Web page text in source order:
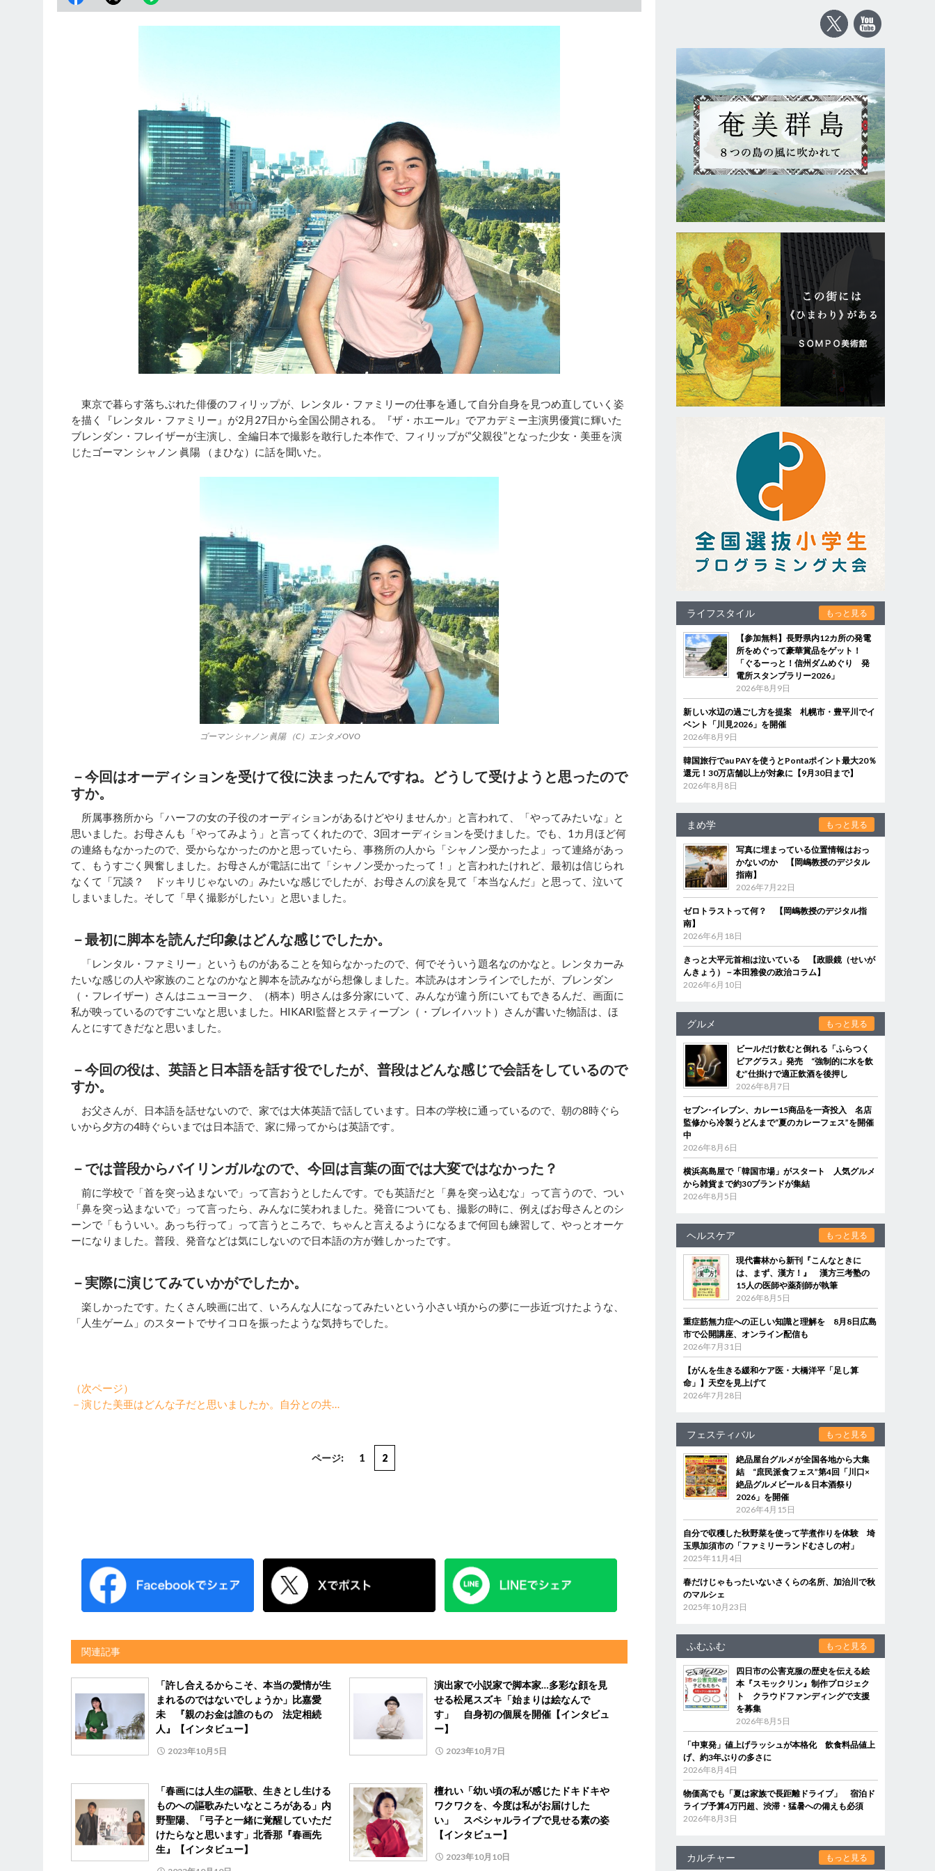
東京で暮らす落ちぶれた俳優のフィリップが、レンタル・ファミリーの仕事を通して自分自身を見つめ直していく姿
を描く『レンタル・ファミリー』が2月27日から全国公開される。『ザ・ホエール』でアカデミー主演男優賞に輝いた
ブレンダン・フレイザーが主演し、全編日本で撮影を敢行した本作で、フィリップが“父親役”となった少女・美亜を演
じたゴーマン シャノン 眞陽 （まひな）に話を聞いた。
ゴーマン シャノン 眞陽 （C）エンタメOVO
－今回はオーディションを受けて役に決まったんですね。どうして受けようと思ったので
すか。
所属事務所から「ハーフの女の子役のオーディションがあるけどやりませんか」と言われて、「やってみたいな」と
思いました。お母さんも「やってみよう」と言ってくれたので、3回オーディションを受けました。でも、1カ月ほど何
の連絡もなかったので、受からなかったのかと思っていたら、事務所の人から「シャノン受かったよ」って連絡があっ
て、もうすごく興奮しました。お母さんが電話に出て「シャノン受かったって！」と言われたけれど、最初は信じられ
なくて「冗談？ ドッキリじゃないの」みたいな感じでしたが、お母さんの涙を見て「本当なんだ」と思って、泣いて
しまいました。そして「早く撮影がしたい」と思いました。
－最初に脚本を読んだ印象はどんな感じでしたか。
「レンタル・ファミリー」というものがあることを知らなかったので、何でそういう題名なのかなと。レンタカーみ
たいな感じの人や家族のことなのかなと脚本を読みながら想像しました。本読みはオンラインでしたが、ブレンダン
（・フレイザー）さんはニューヨーク、（柄本）明さんは多分家にいて、みんなが違う所にいてもできるんだ、画面に
私が映っているのですごいなと思いました。HIKARI監督とスティーブン（・ブレイハット）さんが書いた物語は、ほ
んとにすてきだなと思いました。
－今回の役は、英語と日本語を話す役でしたが、普段はどんな感じで会話をしているので
すか。
お父さんが、日本語を話せないので、家では大体英語で話しています。日本の学校に通っているので、朝の8時ぐら
いから夕方の4時ぐらいまでは日本語で、家に帰ってからは英語です。
－では普段からバイリンガルなので、今回は言葉の面では大変ではなかった？
前に学校で「首を突っ込まないで」って言おうとしたんです。でも英語だと「鼻を突っ込むな」って言うので、つい
「鼻を突っ込まないで」って言ったら、みんなに笑われました。発音についても、撮影の時に、例えばお母さんとのシ
ーンで「もういい。あっち行って」って言うところで、ちゃんと言えるようになるまで何回も練習して、やっとオーケ
ーになりました。普段、発音などは気にしないので日本語の方が難しかったです。
－実際に演じてみていかがでしたか。
楽しかったです。たくさん映画に出て、いろんな人になってみたいという小さい頃からの夢に一歩近づけたような、
「人生ゲーム」のスタートでサイコロを振ったような気持ちでした。
（次ページ）
－演じた美亜はどんな子だと思いましたか。自分との共…
ページ: 1 2
関連記事
「許し合えるからこそ、本当の愛情が生
まれるのではないでしょうか」比嘉愛
未 『親のお金は誰のもの 法定相続
人』【インタビュー】
2023年10月5日
演出家で小説家で脚本家…多彩な顔を見
せる松尾スズキ「始まりは絵なんで
す」 自身初の個展を開催【インタビュ
ー】
2023年10月7日
「春画には人生の謳歌、生きとし生ける
ものへの謳歌みたいなところがある」内
野聖陽、「弓子と一緒に覚醒していただ
けたらなと思います」北香那『春画先
生』【インタビュー】
檀れい「幼い頃の私が感じたドキドキや
ワクワクを、今度は私がお届けした
い」 スペシャルライブで見せる素の姿
【インタビュー】
2023年10月10日
ライフスタイル もっと見る
【参加無料】長野県内12カ所の発電
所をめぐって豪華賞品をゲット！
「ぐるーっと！信州ダムめぐり 発
電所スタンプラリー2026」
2026年8月9日
新しい水辺の過ごし方を提案 札幌市・豊平川でイ
ベント「川見2026」を開催
2026年8月9日
韓国旅行でau PAYを使うとPontaポイント最大20％
還元！30万店舗以上が対象に【9月30日まで】
2026年8月8日
まめ学 もっと見る
写真に埋まっている位置情報はおっ
かないのか 【岡嶋教授のデジタル
指南】
2026年7月22日
ゼロトラストって何？ 【岡嶋教授のデジタル指
南】
2026年6月18日
きっと大平元首相は泣いている 【政眼鏡（せいが
んきょう）－本田雅俊の政治コラム】
2026年6月10日
グルメ もっと見る
ビールだけ飲むと倒れる「ふらつく
ビアグラス」発売 “強制的に水を飲
む”仕掛けで適正飲酒を後押し
2026年8月7日
セブン‐イレブン、カレー15商品を一斉投入 名店
監修から冷製うどんまで“夏のカレーフェス”を開催
中
2026年8月6日
横浜高島屋で「韓国市場」がスタート 人気グルメ
から雑貨まで約30ブランドが集結
2026年8月5日
ヘルスケア もっと見る
現代書林から新刊『こんなときに
は、まず、漢方！』 漢方三考塾の
15人の医師や薬剤師が執筆
2026年8月5日
重症筋無力症への正しい知識と理解を 8月8日広島
市で公開講座、オンライン配信も
2026年7月31日
【がんを生きる緩和ケア医・大橋洋平「足し算
命」】天空を見上げて
2026年7月28日
フェスティバル もっと見る
絶品屋台グルメが全国各地から大集
結 “庶民派食フェス”第4回「川口×
絶品グルメビール＆日本酒祭り
2026」を開催
2026年4月15日
自分で収穫した秋野菜を使って芋煮作りを体験 埼
玉県加須市の「ファミリーランドむさしの村」
2025年11月4日
春だけじゃもったいないさくらの名所、加治川で秋
のマルシェ
2025年10月23日
ふむふむ もっと見る
四日市の公害克服の歴史を伝える絵
本『スモックリン』制作プロジェク
ト クラウドファンディングで支援
を募集
2026年8月5日
「中東発」値上げラッシュが本格化 飲食料品値上
げ、約3年ぶりの多さに
2026年8月4日
物価高でも「夏は家族で長距離ドライブ」 宿泊ド
ライブ予算4万円超、渋滞・猛暑への備えも必須
2026年8月3日
カルチャー もっと見る